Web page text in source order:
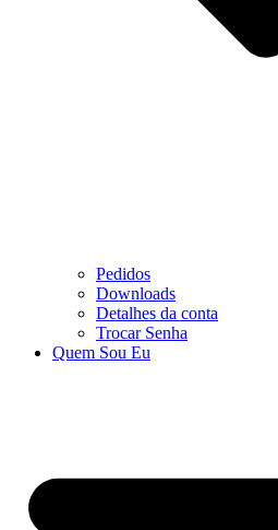
Pedidos
Downloads
Detalhes da conta
Trocar Senha
Quem Sou Eu